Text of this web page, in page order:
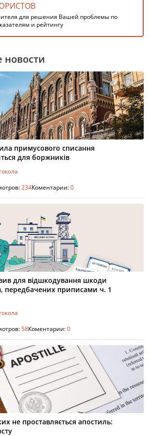
для решения Вашей проблемы по
и рейтингу
примусового списання
для боржників
234Коментарии:0
для відшкодування шкоди
передбачених приписами ч. 1
58Коментарии:0
не проставляється апостиль: